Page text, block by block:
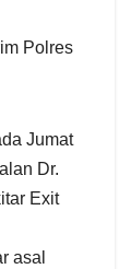
Polres
Jumat
Dr.
Exit
asal